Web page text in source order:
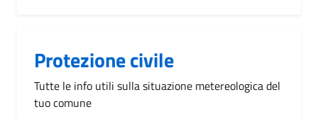
Protezione civile
Tutte le info utili sulla situazione metereologica del
tuo comune